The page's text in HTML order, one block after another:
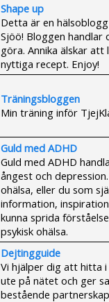
Shape up
Detta är en
Sjöö! Bloggen
göra. Annika älskar
nyttiga recept. Enjoy!
Träningsbloggen
Min träning inför
Guld med ADHD
Guld med ADHD
ångest och
ohälsa, eller du som
information,
kunna sprida
psykisk ohälsa.
Dejtingguide
Vi hjälper dig att hitta
ute på nätet och ger
bestående